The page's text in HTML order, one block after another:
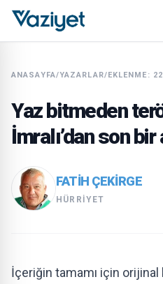
ANASAYFA/YAZARLAR/EKLENME:
Yaz bitmeden
İmralı’dan son
FATIH ÇEKİRGE
HÜRRIYET
İçeriğin tamamı için orijinal